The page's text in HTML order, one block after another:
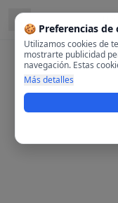
🍪 Preferencias de
Utilizamos cookies de
mostrarte publicidad
navegación. Estas
analizar tu navegación
mostrarte anuncios
de cookies para fines
tus datos de
Más detalles